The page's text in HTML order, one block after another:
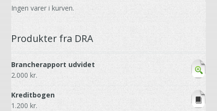
Ingen varer i kurven.
Produkter fra DRA
Brancherapport udvidet
2.000 kr.
Kreditbogen
1.200 kr.